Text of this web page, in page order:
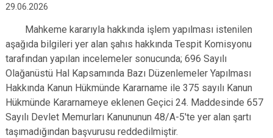
29.06.2026
Mahkeme kararıyla hakkında işlem yapılması istenilen
aşağıda bilgileri yer alan şahıs hakkında Tespit Komisyonu
tarafından yapılan incelemeler sonucunda; 696 Sayılı
Olağanüstü Hal Kapsamında Bazı Düzenlemeler Yapılması
Hakkında Kanun Hükmünde Kararname ile 375 sayılı Kanun
Hükmünde Kararnameye eklenen Geçici 24. Maddesinde 657
Sayılı Devlet Memurları Kanununun 48/A-5'te yer alan şartı
taşımadığından başvurusu reddedilmiştir.